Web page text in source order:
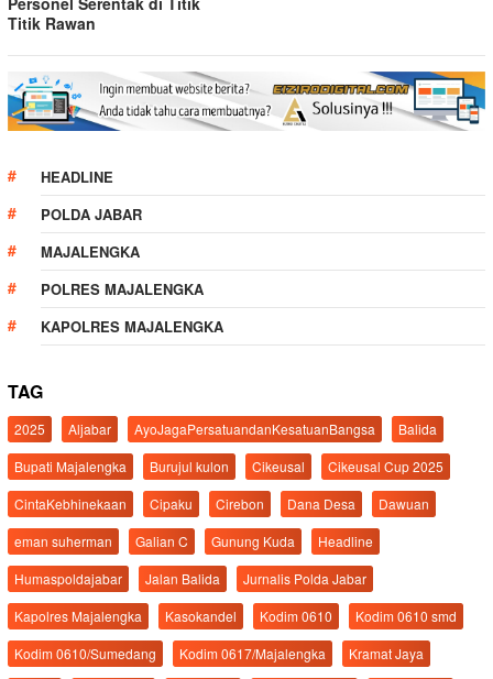
Titik Rawan
HEADLINE
POLDA JABAR
MAJALENGKA
POLRES MAJALENGKA
KAPOLRES MAJALENGKA
TAG
2025 Aljabar AyoJagaPersatuandanKesatuanBangsa
Balida
Bupati Majalengka
Burujul kulon Cikeusal
Cikeusal Cup 2025
CintaKebhinekaan
Cipaku Cirebon Dana Desa
Dawuan
eman suherman
Galian C Gunung Kuda
Headline
Humaspoldajabar
Jalan Balida
Jurnalis Polda Jabar
Kapolres Majalengka
Kasokandel Kodim 0610
Kodim 0610 smd
Kodim 0610/Sumedang
Kodim 0617/Majalengka
Kramat Jaya